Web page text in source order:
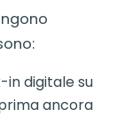
in digitale su
ancora